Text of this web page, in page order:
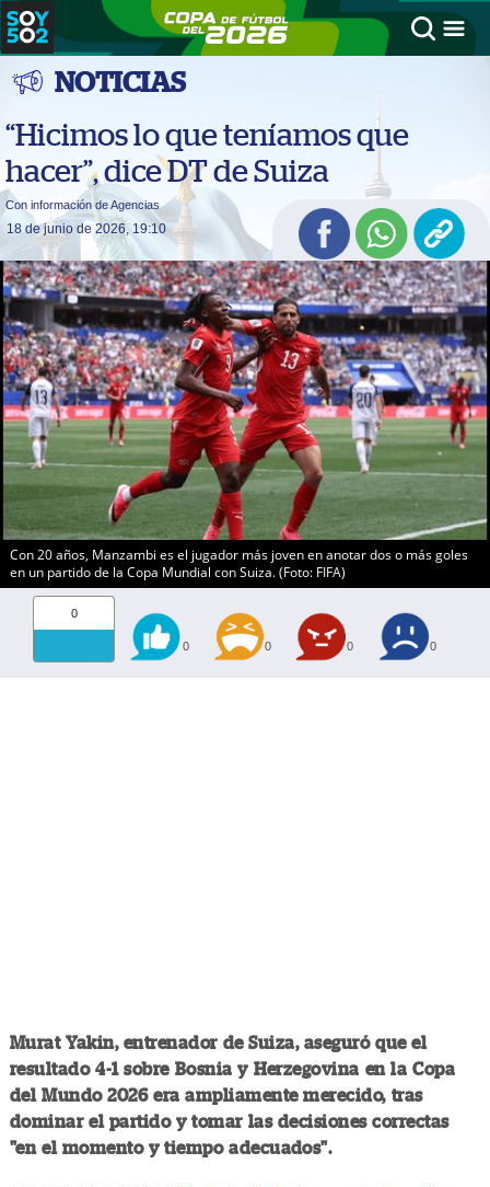
NOTICIAS
“Hicimos lo que teníamos que
hacer”, dice DT de Suiza
Con información de Agencias
18 de junio de 2026, 19:10
Con 20 años, Manzambi es el jugador más joven en anotar dos o más goles
en un partido de la Copa Mundial con Suiza. (Foto: FIFA)
0
0 0 0 0
Murat Yakin, entrenador de Suiza, aseguró que el
resultado 4-1 sobre Bosnia y Herzegovina en la Copa
del Mundo 2026 era ampliamente merecido, tras
dominar el partido y tomar las decisiones correctas
"en el momento y tiempo adecuados".